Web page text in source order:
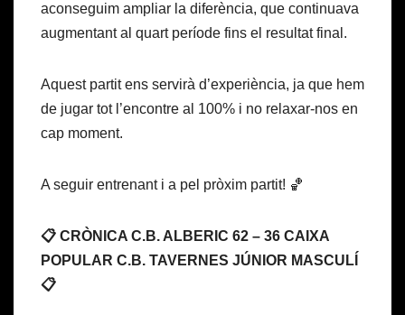
aconseguim ampliar la diferència, que continuava
augmentant al quart període fins el resultat final.
Aquest partit ens servirà d’experiència, ja que hem
de jugar tot l’encontre al 100% i no relaxar-nos en
cap moment.
A seguir entrenant i a pel pròxim partit! 🏀
📋 CRÒNICA C.B. ALBERIC 62 – 36 CAIXA
POPULAR C.B. TAVERNES JÚNIOR MASCULÍ
📋